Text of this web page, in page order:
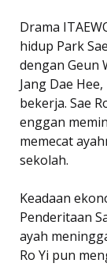
Drama
hidup Park
dengan Geun
Jang Dae
bekerja. Sae
enggan
memecat
sekolah.
Keadaan
Penderitaan
ayah
Ro Yi pun